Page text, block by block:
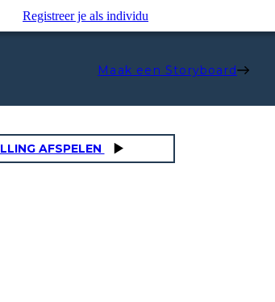
Registreer je als individu
Maak een Storyboard
AFSPELEN